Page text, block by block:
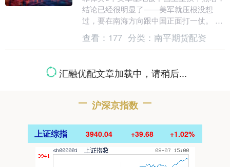
结论已经很明显了——美军就压根没想
过，要在南海方向跟中国正面打一仗。 数
日前，中国智库“南海战略态势感知计
划”发布了一份关....
查看： 177 分类： 南平期货配资
汇融优配文章加载中，请稍后...
沪深京指数
上证综指 3940.04 +39.68 +1.02%